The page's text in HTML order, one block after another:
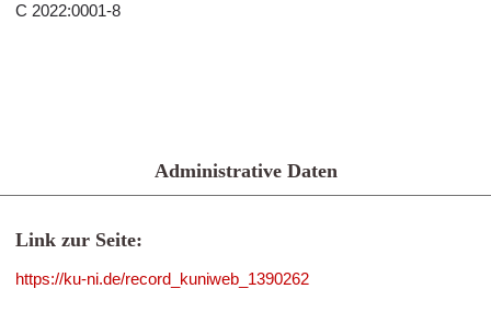
C 2022:0001-8
Administrative Daten
Link zur Seite:
https://ku-ni.de/record_kuniweb_1390262